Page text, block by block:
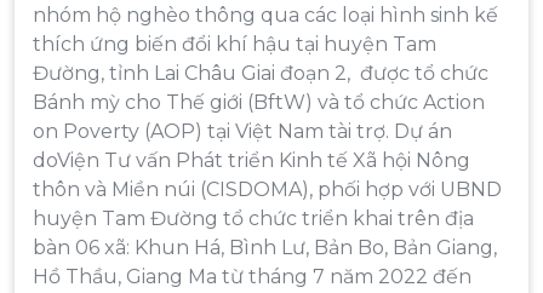
nhóm hộ nghèo thông qua các loại hình sinh kế
thích ứng biến đổi khí hậu tại huyện Tam
Đường, tỉnh Lai Châu Giai đoạn 2, được tổ chức
Bánh mỳ cho Thế giới (BftW) và tổ chức Action
on Poverty (AOP) tại Việt Nam tài trợ. Dự án
doViện Tư vấn Phát triển Kinh tế Xã hội Nông
thôn và Miền núi (CISDOMA), phối hợp với UBND
huyện Tam Đường tổ chức triển khai trên địa
bàn 06 xã: Khun Há, Bình Lư, Bản Bo, Bản Giang,
Hồ Thầu, Giang Ma từ tháng 7 năm 2022 đến